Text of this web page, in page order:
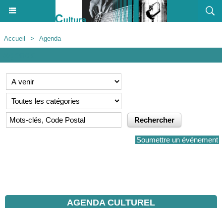
Accueil > Agenda
Soumettre un événement
AGENDA CULTUREL